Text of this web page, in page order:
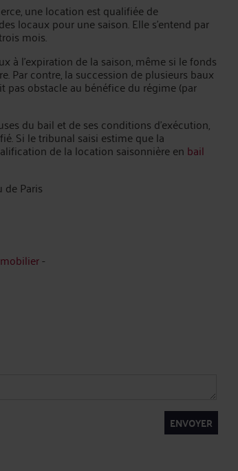
une location est qualifiée de
locaux pour une saison. Elle s’entend par
mois.
à l’expiration de la saison, même si le fonds
Par contre, la succession de plusieurs baux
pas obstacle au bénéfice du régime (par
du bail et de ses conditions d’exécution,
Si le tribunal saisi estime que la
de la location saisonnière en bail
de Paris
-
ENVOYER